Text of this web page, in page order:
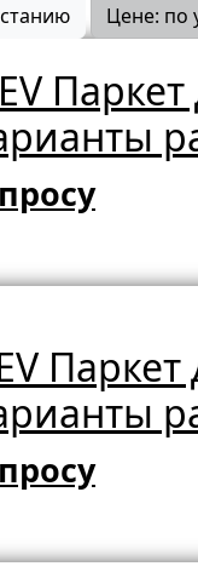
Цене: по